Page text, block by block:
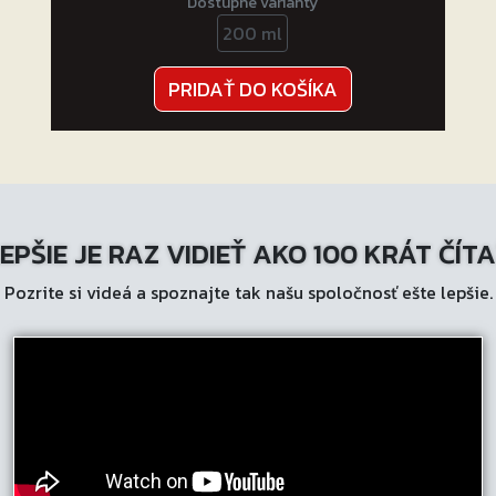
200 ml
PRIDAŤ DO KOŠÍKA
JE RAZ VIDIEŤ AKO 100 KRÁT
Pozrite si videá a spoznajte tak našu spoločnosť ešte lepšie.